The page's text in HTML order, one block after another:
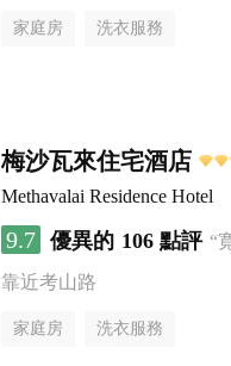
家庭房 洗衣服務
梅沙瓦來住宅酒店
Methavalai Residence Hotel
9.7 優異的 106 點評 “
靠近考山路
家庭房 洗衣服務